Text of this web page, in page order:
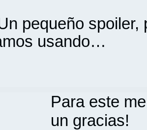
pequeño spoiler,
usando…
Para este
un gracias!